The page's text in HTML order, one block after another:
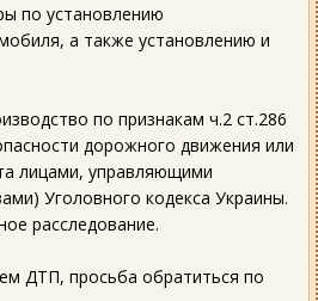
по установлению
а также установлению и
по признакам ч.2 ст.286
дорожного движения или
лицами, управляющими
Уголовного кодекса Украины.
расследование.
ДТП, просьба обратиться по